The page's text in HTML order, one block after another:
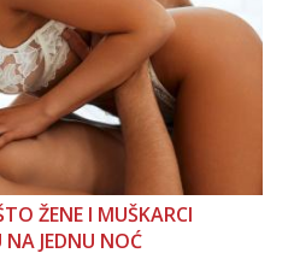
ŽENE I MUŠKARCI
NA JEDNU NOĆ